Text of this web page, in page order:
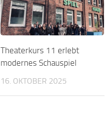
Theaterkurs 11 erlebt
modernes Schauspiel
16. OKTOBER 2025